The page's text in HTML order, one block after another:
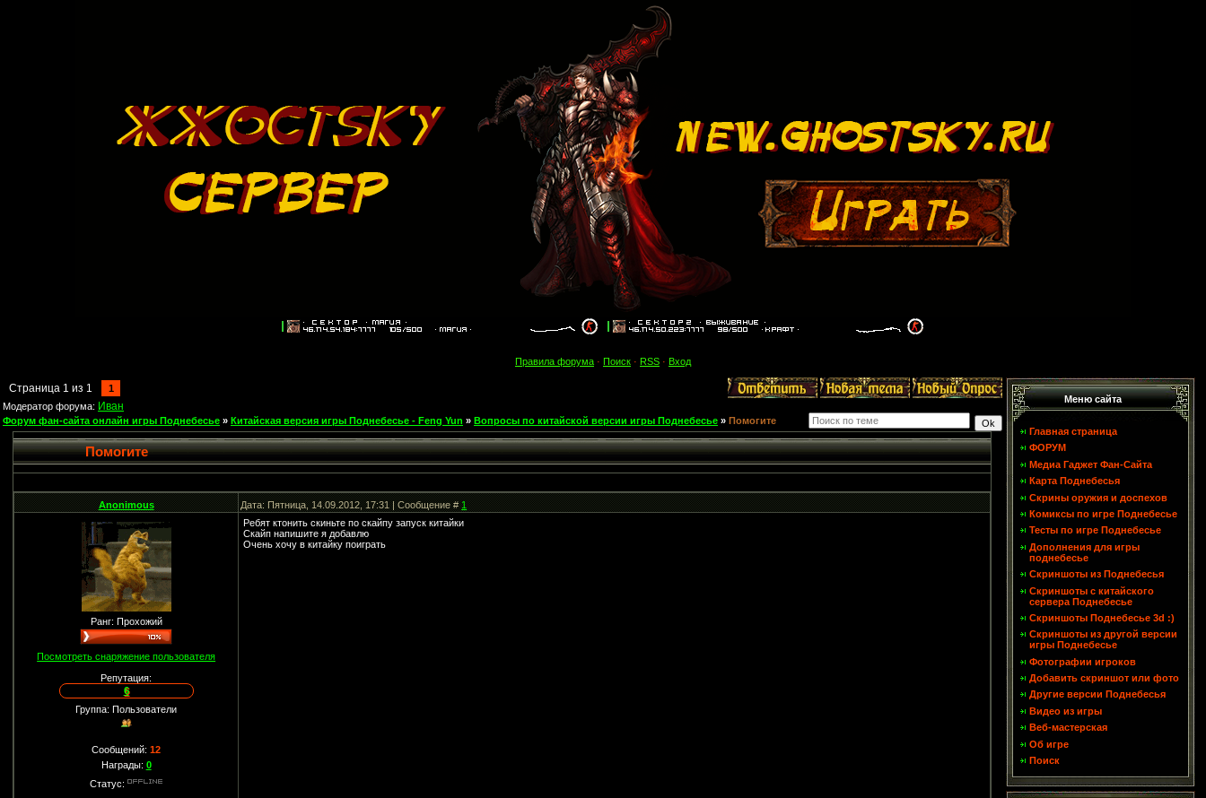
Правила форума · Поиск · RSS · Вход
Страница 1 из 1
1
Модератор форума: Иван
Форум фан-сайта онлайн игры Поднебесье » Китайская версия игры Поднебесье - Feng Yun » Вопросы по китайской версии игры Поднебесье » Помогите
Помогите
Anonimous Дата: Пятница, 14.09.2012, 17:31 | Сообщение #1
Ранг: Прохожий
Посмотреть снаряжение пользователя
Репутация:
6
Группа: Пользователи
Сообщений:12
Награды: 0
Статус:
Ребят ктонить скиньте по скайпу запуск китайки
Скайп напишите я добавлю
Очень хочу в китайку поиграть
Меню сайта
Главная страница
ФОРУМ
Медиа Гаджет Фан-Сайта
Карта Поднебесья
Скрины оружия и доспехов
Комиксы по игре Поднебесье
Тесты по игре Поднебесье
Дополнения для игры
поднебесье
Скриншоты из Поднебесья
Скриншоты с китайского
сервера Поднебесье
Скриншоты Поднебесье 3d :)
Скриншоты из другой версии
игры Поднебесье
Фотографии игроков
Добавить скриншот или фото
Другие версии Поднебесья
Видео из игры
Веб-мастерская
Об игре
Поиск